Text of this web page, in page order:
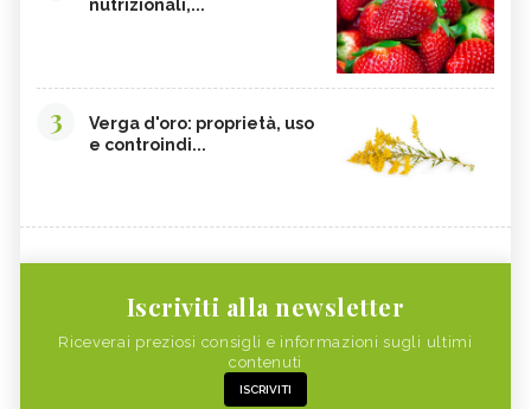
nutrizionali,...
3
Verga d'oro: proprietà, uso
e controindi...
Iscriviti alla newsletter
Riceverai preziosi consigli e informazioni sugli ultimi
contenuti
ISCRIVITI